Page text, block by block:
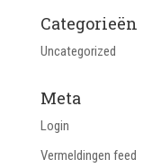
Categorieën
Uncategorized
Meta
Login
Vermeldingen feed